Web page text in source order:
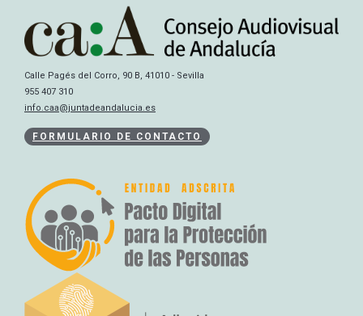
Calle Pagés del Corro, 90 B, 41010 - Sevilla
955 407 310
info.caa@juntadeandalucia.es
FORMULARIO DE CONTACTO